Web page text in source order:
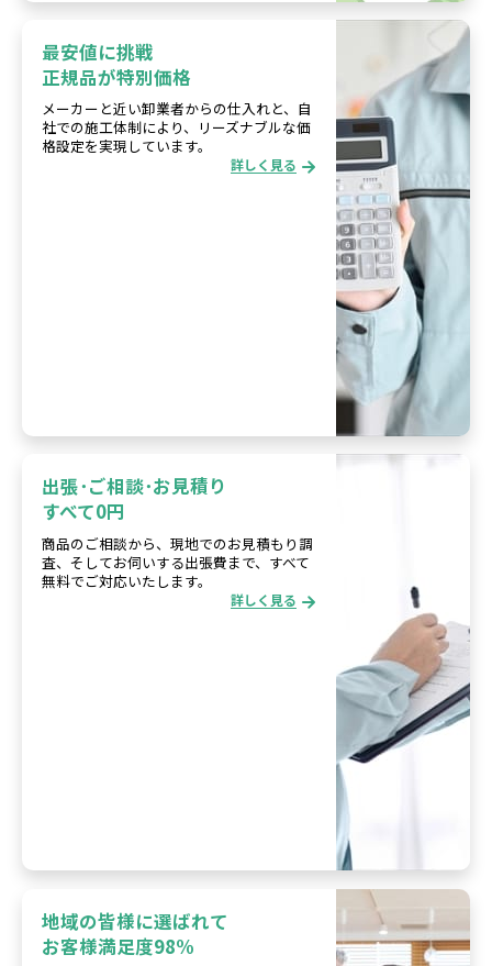
最安値に挑戦
正規品が特別価格
メーカーと近い卸業者からの仕入れと、自
社での施工体制により、リーズナブルな価
格設定を実現しています。
詳しく見る
出張･ご相談･お見積り
すべて0円
商品のご相談から、現地でのお見積もり調
査、そしてお伺いする出張費まで、すべて
無料でご対応いたします。
詳しく見る
地域の皆様に選ばれて
お客様満足度98%